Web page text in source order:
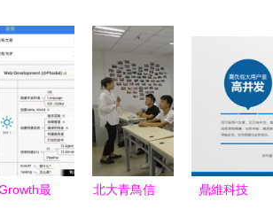
最
北大青鳥信
鼎維科技